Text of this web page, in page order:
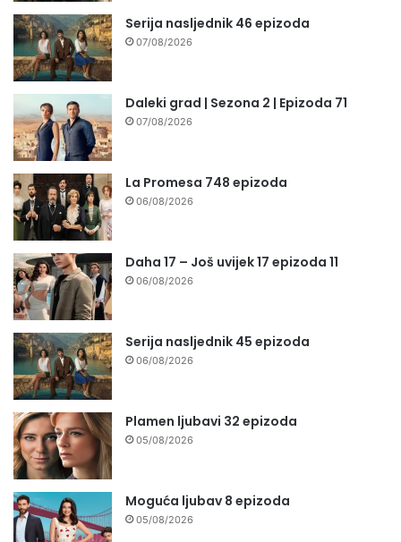
Serija nasljednik 46 epizoda
07/08/2026
Daleki grad | Sezona 2 | Epizoda 71
07/08/2026
La Promesa 748 epizoda
06/08/2026
Daha 17 – Još uvijek 17 epizoda 11
06/08/2026
Serija nasljednik 45 epizoda
06/08/2026
Plamen ljubavi 32 epizoda
05/08/2026
Moguća ljubav 8 epizoda
05/08/2026